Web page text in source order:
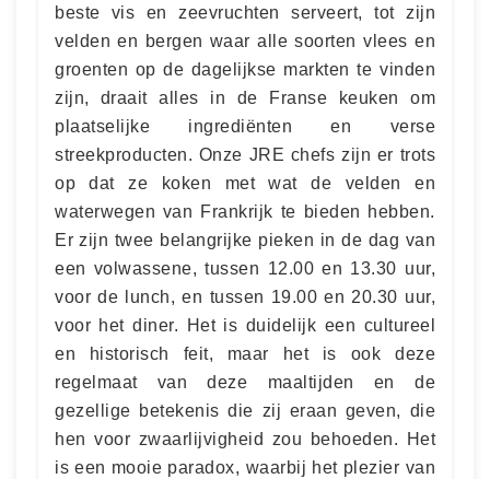
beste vis en zeevruchten serveert, tot zijn
velden en bergen waar alle soorten vlees en
groenten op de dagelijkse markten te vinden
zijn, draait alles in de Franse keuken om
plaatselijke ingrediënten en verse
streekproducten. Onze JRE chefs zijn er trots
op dat ze koken met wat de velden en
waterwegen van Frankrijk te bieden hebben.
Er zijn twee belangrijke pieken in de dag van
een volwassene, tussen 12.00 en 13.30 uur,
voor de lunch, en tussen 19.00 en 20.30 uur,
voor het diner. Het is duidelijk een cultureel
en historisch feit, maar het is ook deze
regelmaat van deze maaltijden en de
gezellige betekenis die zij eraan geven, die
hen voor zwaarlijvigheid zou behoeden. Het
is een mooie paradox, waarbij het plezier van